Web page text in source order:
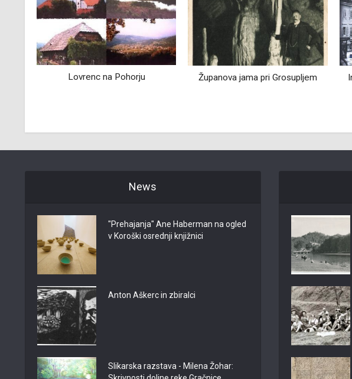
Županova jama pri Grosupljem
Industrijska zgodovina Kranja in
News
"Prehajanja" Ane Haberman na ogled
v Koroški osrednji knjižnici
Anton Aškerc in zbiralci
Slikarska razstava - Milena Žohar: